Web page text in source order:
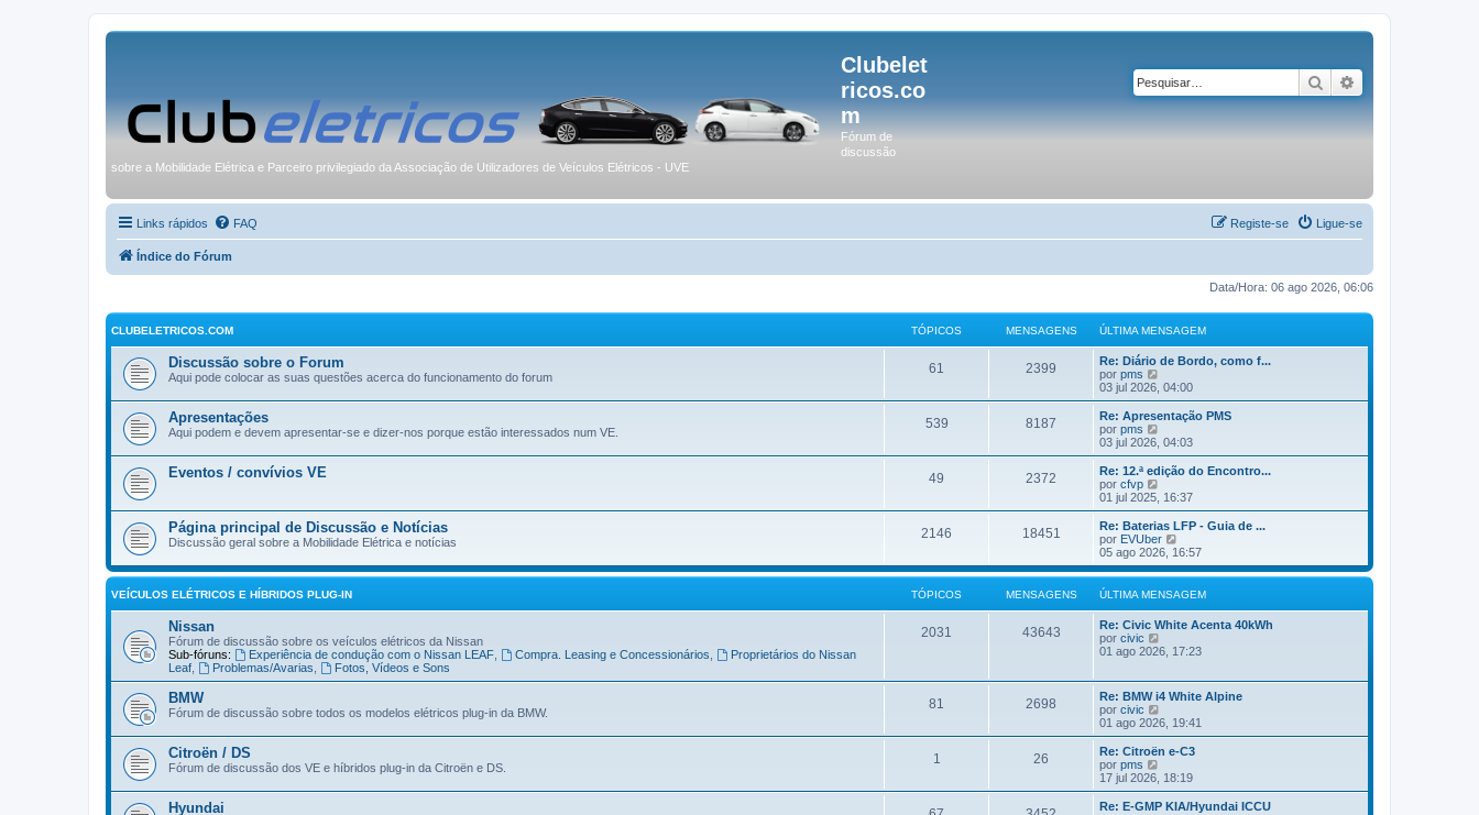
Clubelet
ricos.co
m
Fórum de
discussão
sobre a Mobilidade Elétrica e Parceiro privilegiado da Associação de Utilizadores de Veículos Elétricos - UVE
Pesquisar
Links rápidos FAQ Ligue-se
Registe-se
Índice do Fórum
Data/Hora: 06 ago 2026, 06:06
CLUBELETRICOS.COM TÓPICOS MENSAGENS ÚLTIMA MENSAGEM
Discussão sobre o Forum
Aqui pode colocar as suas questões acerca do funcionamento do forum
61 2399
Re: Diário de Bordo, como f...
por pms
e
j
a
ú
t
i
m
a
e
n
s
a
e
m
03 jul 2026, 04:00
Apresentações
Aqui podem e devem apresentar-se e dizer-nos porque estão interessados num VE.
539 8187
Re: Apresentação PMS
por pms
e
j
a
ú
i
m
a
M
n
s
a
e
03 jul 2026, 04:03
Eventos / convívios VE 49 2372
Re: 12.ª edição do Encontro...
por cfvp
e
j
a
a
ú
t
i
m
a
M
n
a
g
m
01 jul 2025, 16:37
Página principal de Discussão e Notícias
Discussão geral sobre a Mobilidade Elétrica e notícias
2146 18451
Re: Baterias LFP - Guia de ...
por EVUber
e
j
a
a
t
m
M
e
s
a
g
m
05 ago 2026, 16:57
VEÍCULOS ELÉTRICOS E HÍBRIDOS PLUG-IN TÓPICOS MENSAGENS ÚLTIMA MENSAGEM
Nissan
Fórum de discussão sobre os veículos elétricos da Nissan
Sub-fóruns:
Experiência de condução com o Nissan LEAF, Compra. Leasing e Concessionários
Proprietários do Nissan
Leaf
Problemas/Avarias Fotos, Vídeos e Sons
2031 43643
Re: Civic White Acenta 40kWh
por civic
e
a
ú
l
t
i
m
M
e
n
01 ago 2026, 17:23
BMW
Fórum de discussão sobre todos os modelos elétricos plug-in da BMW.
81 2698
Re: BMW i4 White Alpine
por civic
e
j
a
ú
t
01 ago 2026, 19:41
Citroën / DS
Fórum de discussão dos VE e híbridos plug-in da Citroën e DS.
1 26
Re: Citroën e-C3
por pms
e
j
a
17 jul 2026, 18:19
Hyundai
Re: E-GMP KIA/Hyundai ICCU